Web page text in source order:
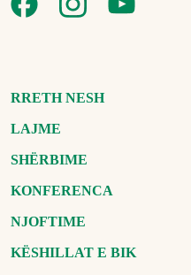
RRETH NESH
LAJME
SHËRBIME
KONFERENCA
NJOFTIME
KËSHILLAT E BIK